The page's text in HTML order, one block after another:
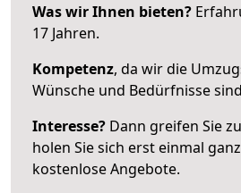
Was wir Ihnen bieten?
17 Jahren.
Kompetenz, da wir die
Wünsche und Bedürfnisse
Interesse? Dann greifen Sie
holen Sie sich erst einmal
kostenlose Angebote.